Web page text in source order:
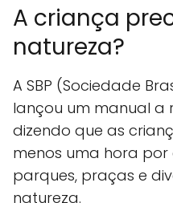
A criança
natureza?
A SBP (Sociedade
lançou um manual a
dizendo que as
menos uma hora
parques, praças e
natureza.